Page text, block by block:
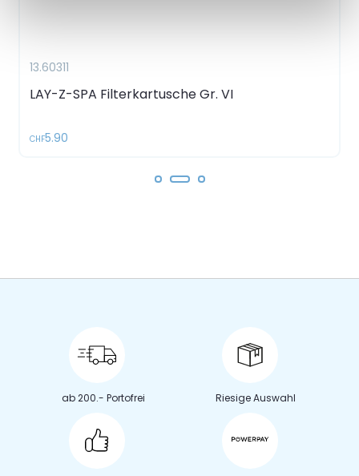
13.60311
LAY-Z-SPA Filterkartusche Gr. VI
CHF5.90
ab 200.- Portofrei Riesige Auswahl